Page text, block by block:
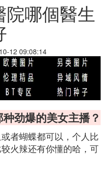
哪個醫生
12 09:08:14
劲爆的美女主播？
者蝴蝶都可以，个人比
火辣还有你懂的哈，可